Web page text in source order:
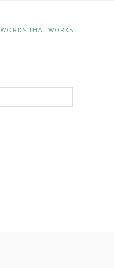
WORDS THAT WORKS